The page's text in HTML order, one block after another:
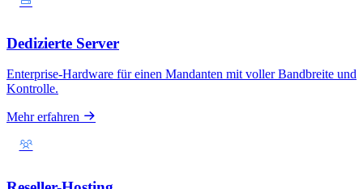
Dedizierte Server
Enterprise-Hardware für einen Mandanten mit voller Bandbreite und
Kontrolle.
Mehr erfahren